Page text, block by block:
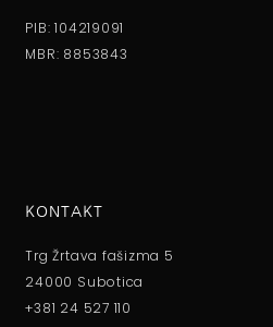
PIB: 104219091
MBR: 8853843
KONTAKT
Trg Žrtava fašizma 5
24000 Subotica
+381 24 527 110